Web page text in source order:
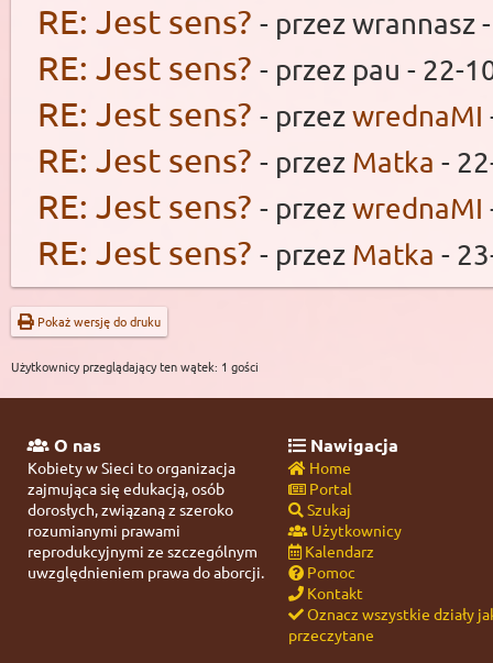
RE: Jest sens? - przez wrannasz
RE: Jest sens? - przez pau - 22-
RE: Jest sens? - przezwrednaMI
RE: Jest sens? - przez Matka -
RE: Jest sens? - przezwrednaMI
RE: Jest sens? - przez Matka -
Pokaż wersję do druku
Użytkownicy przeglądający ten wątek: 1 gości
O nas
Kobiety w Sieci to organizacja
zajmująca się edukacją, osób
dorosłych, związaną z szeroko
rozumianymi prawami
reprodukcyjnymi ze szczególnym
uwzględnieniem prawa do aborcji.
Nawigacja
Home
Portal
Szukaj
Użytkownicy
Kalendarz
Pomoc
Kontakt
Oznacz wszystkie działy
przeczytane